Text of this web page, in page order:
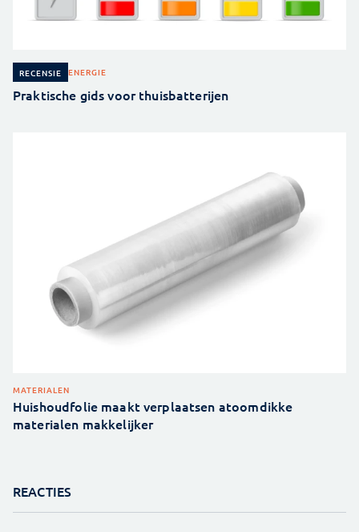
RECENSIE ENERGIE
Praktische gids voor thuisbatterijen
MATERIALEN
Huishoudfolie maakt verplaatsen atoomdikke
materialen makkelijker
REACTIES